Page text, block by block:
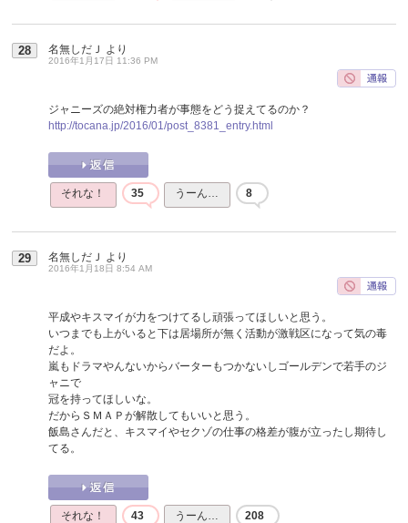
28 名無しだＪ より
2016年1月17日 11:36 PM
ジャニーズの絶対権力者が事態をどう捉えてるのか？
http://tocana.jp/2016/01/post_8381_entry.html
それな！ 35 うーん… 8
29 名無しだＪ より
2016年1月18日 8:54 AM
平成やキスマイが力をつけてるし頑張ってほしいと思う。
いつまでも上がいると下は居場所が無く活動が激戦区になって気の毒
だよ。
嵐もドラマやんないからバーターもつかないしゴールデンで若手のジ
ャニで
冠を持ってほしいな。
だからＳＭＡＰが解散してもいいと思う。
飯島さんだと、キスマイやセクゾの仕事の格差が腹が立ったし期待し
てる。
それな！ 43 うーん… 208